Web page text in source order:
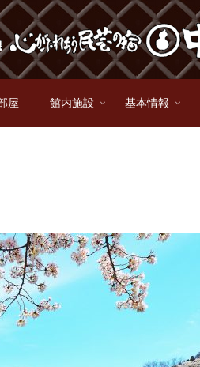
屋 館内施設 基本情報